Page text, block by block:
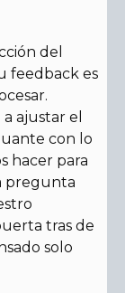
del
feedback es
ajustar el
con lo
hacer para
pregunta
tras de
solo